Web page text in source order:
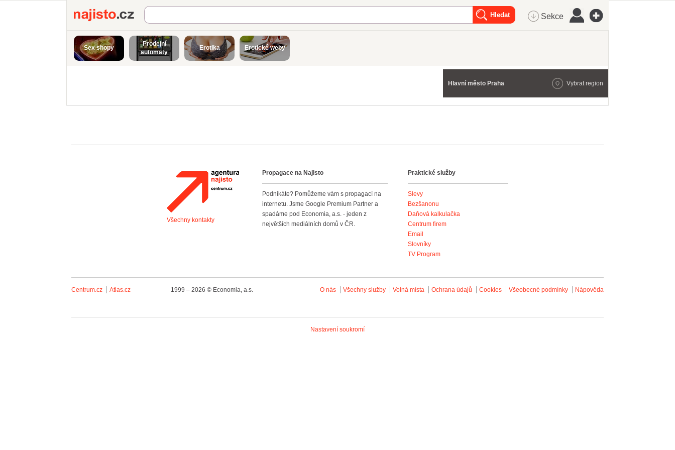
Najisto.cz Sekce
Sex shopy
Prodejní
automaty
Erotika Erotické weby
Hlavní město Praha Vybrat region
Agentura Najisto
Všechny kontakty
Propagace na Najisto
Podnikáte? Pomůžeme vám s propagací na
internetu. Jsme Google Premium Partner a
spadáme pod Economia, a.s. - jeden z
největších mediálních domů v ČR.
Praktické služby
Slevy
Bezšanonu
Daňová kalkulačka
Centrum firem
Email
Slovníky
TV Program
Centrum.cz Atlas.cz 1999 – 2026 © Economia, a.s. O nás Všechny služby Volná místa Ochrana údajů Cookies Všeobecné podmínky Nápověda
Nastavení soukromí